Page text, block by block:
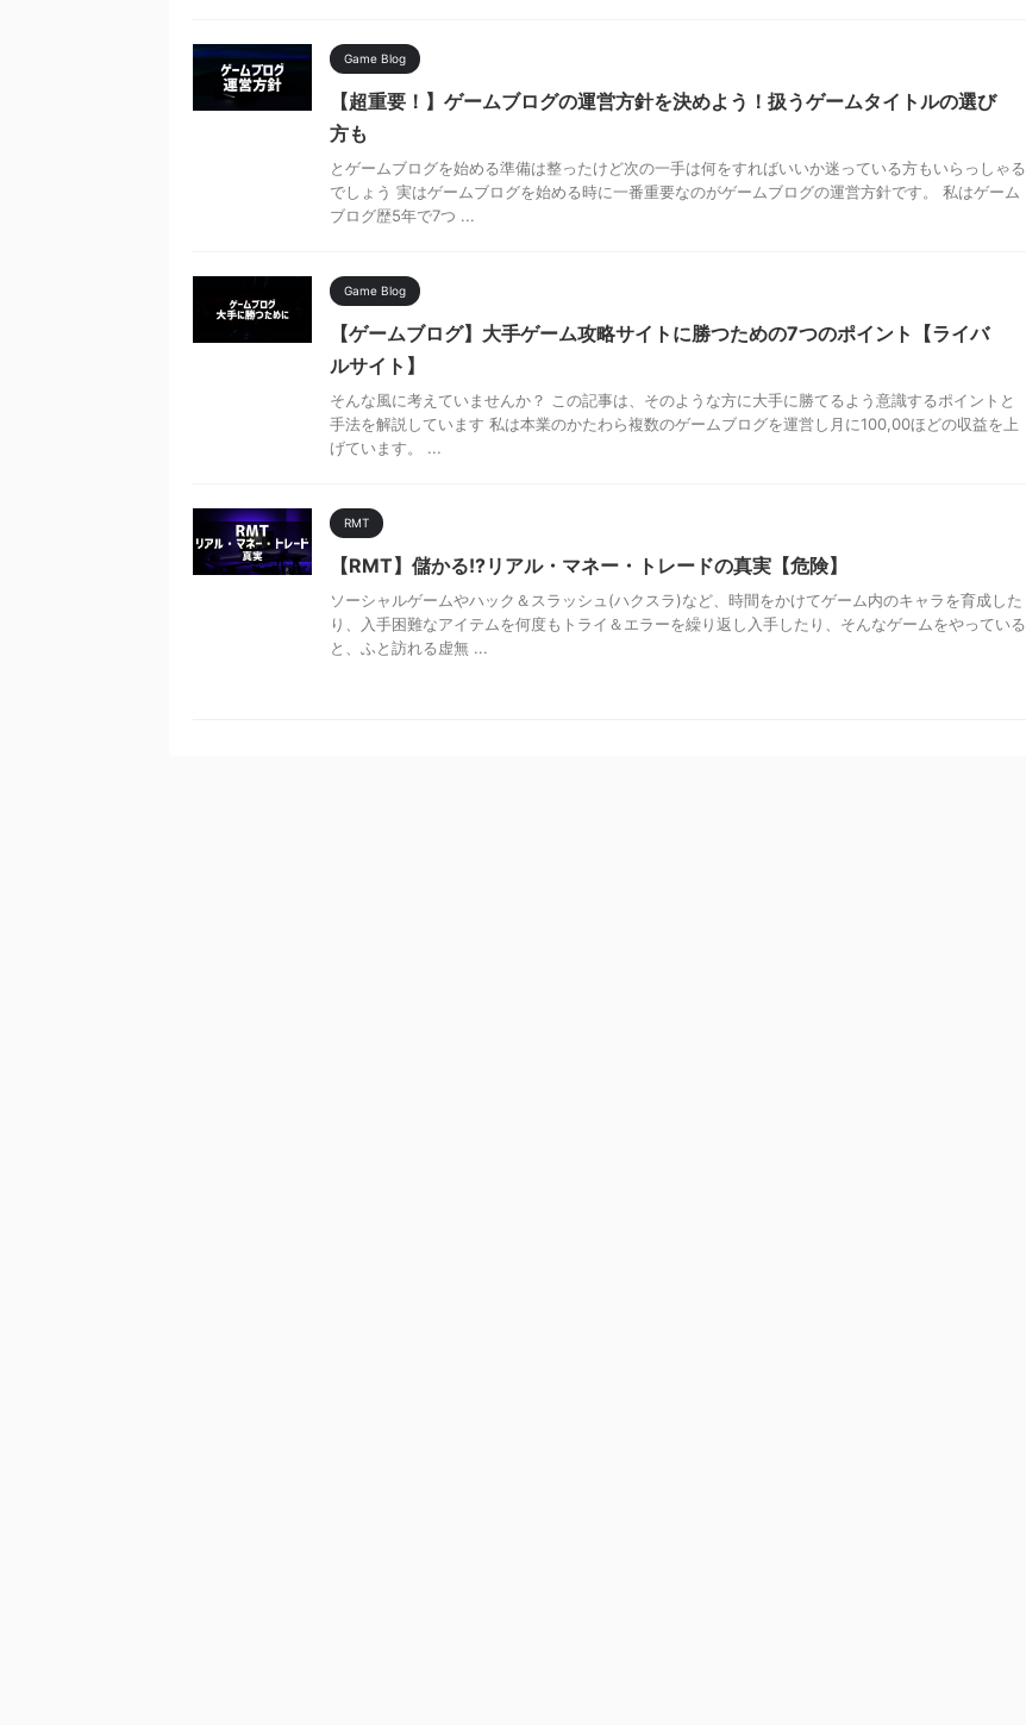
Game Blog
【超重要！】ゲームブログの運営方針を決めよう！扱うゲームタイトルの選び
方も
とゲームブログを始める準備は整ったけど次の一手は何をすればいいか迷っている方もいらっしゃる
でしょう 実はゲームブログを始める時に一番重要なのがゲームブログの運営方針です。 私はゲーム
ブログ歴5年で7つ ...
Game Blog
【ゲームブログ】大手ゲーム攻略サイトに勝つための7つのポイント【ライバ
ルサイト】
そんな風に考えていませんか？ この記事は、そのような方に大手に勝てるよう意識するポイントと
手法を解説しています 私は本業のかたわら複数のゲームブログを運営し月に100,00ほどの収益を上
げています。 ...
RMT
【RMT】儲かる!?リアル・マネー・トレードの真実【危険】
ソーシャルゲームやハック＆スラッシュ(ハクスラ)など、時間をかけてゲーム内のキャラを育成した
り、入手困難なアイテムを何度もトライ＆エラーを繰り返し入手したり、そんなゲームをやっている
と、ふと訪れる虚無 ...